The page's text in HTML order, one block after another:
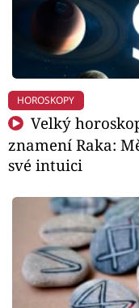
HOROSKOPY
Velký
znamení Raka:
své intuici